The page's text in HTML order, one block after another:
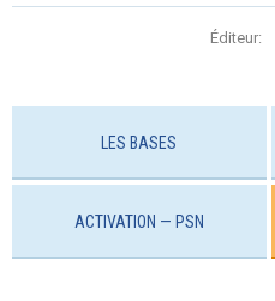
Éditeur:
LES BASES
ACTIVATION — PSN